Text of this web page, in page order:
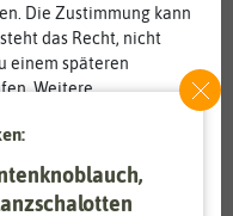
Die Zustimmung kann
das Recht, nicht
einem späteren
Weitere
Daten und
Daten­schutz­erklärung